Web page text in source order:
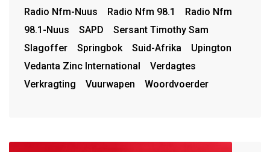
Radio Nfm-Nuus
Radio Nfm 98.1
Radio Nfm
98.1-Nuus
SAPD
Sersant Timothy Sam
Slagoffer
Springbok Suid-Afrika
Upington
Vedanta Zinc International
Verdagtes
Verkragting
Vuurwapen Woordvoerder